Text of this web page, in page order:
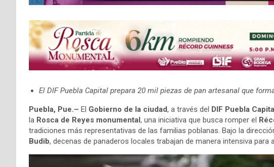
El DIF Puebla Capital prepara 20 mil piezas de pan artesanal que
Puebla, Pue.– El Gobierno de la ciudad, a través del DIF Puebla
la Rosca de Reyes monumental, una iniciativa que busca romper el
tradiciones más representativas de las familias poblanas. Bajo la
Budib, decenas de panaderos locales trabajan de manera intensiva para